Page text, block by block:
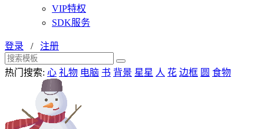
VIP特权
SDK服务
登录 / 注册
热门搜索: 心 礼物 电脑 书 背景 星星 人 花 边框 圆 食物